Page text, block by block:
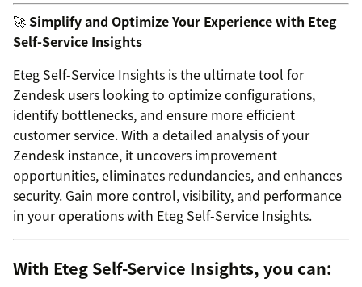
🚀 Simplify and Optimize Your Experience with Eteg
Self-Service Insights
Eteg Self-Service Insights is the ultimate tool for
Zendesk users looking to optimize configurations,
identify bottlenecks, and ensure more efficient
customer service. With a detailed analysis of your
Zendesk instance, it uncovers improvement
opportunities, eliminates redundancies, and enhances
security. Gain more control, visibility, and performance
in your operations with Eteg Self-Service Insights.
With Eteg Self-Service Insights, you can: